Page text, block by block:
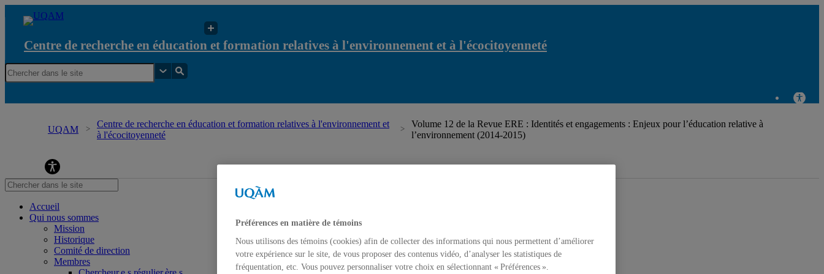
Centre de recherche en éducation et formation relatives à l'environnement et à l'écocitoyenneté
UQAM
Centre de recherche en éducation et formation relatives à l'environnement et
à l'écocitoyenneté
Volume 12 de la Revue ERE : Identités et engagements : Enjeux pour l’éducation relative à
l’environnement (2014-2015)
Accueil
Qui nous sommes
Mission
Historique
Comité de direction
Membres
Préférences en matière de témoins
Nous utilisons des témoins (cookies) afin de collecter des informations qui nous permettent d’améliorer
votre expérience sur le site, de vous proposer des contenus vidéo, d’analyser les statistiques de
fréquentation, etc. Vous pouvez personnaliser votre choix en sélectionnant « Préférences ».